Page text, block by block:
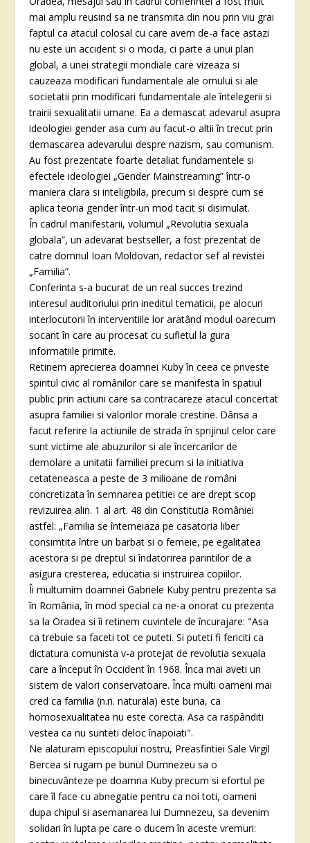
mai amplu reusind sa ne transmita din nou prin viu grai
faptul ca atacul colosal cu care avem de-a face astazi
nu este un accident si o moda, ci parte a unui plan
global, a unei strategii mondiale care vizeaza si
cauzeaza modificari fundamentale ale omului si ale
societatii prin modificari fundamentale ale întelegerii si
trairii sexualitatii umane. Ea a demascat adevarul asupra
ideologiei gender asa cum au facut-o altii în trecut prin
demascarea adevarului despre nazism, sau comunism.
Au fost prezentate foarte detaliat fundamentele si
efectele ideologiei „Gender Mainstreaming” într-o
maniera clara si inteligibila, precum si despre cum se
aplica teoria gender într-un mod tacit si disimulat.
În cadrul manifestarii, volumul „Revolutia sexuala
globala”, un adevarat bestseller, a fost prezentat de
catre domnul Ioan Moldovan, redactor sef al revistei
„Familia”.
Conferinta s-a bucurat de un real succes trezind
interesul auditoriului prin ineditul tematicii, pe alocuri
interlocutorii în interventiile lor aratând modul oarecum
socant în care au procesat cu sufletul la gura
informatiile primite.
Retinem aprecierea doamnei Kuby în ceea ce priveste
spiritul civic al românilor care se manifesta în spatiul
public prin actiuni care sa contracareze atacul concertat
asupra familiei si valorilor morale crestine. Dânsa a
facut referire la actiunile de strada în sprijinul celor care
sunt victime ale abuzurilor si ale încercarilor de
demolare a unitatii familiei precum si la initiativa
cetateneasca a peste de 3 milioane de români
concretizata în semnarea petitiei ce are drept scop
revizuirea alin. 1 al art. 48 din Constitutia României
astfel: „Familia se întemeiaza pe casatoria liber
consimtita între un barbat si o femeie, pe egalitatea
acestora si pe dreptul si îndatorirea parintilor de a
asigura cresterea, educatia si instruirea copiilor.
Îi multumim doamnei Gabriele Kuby pentru prezenta sa
în România, în mod special ca ne-a onorat cu prezenta
sa la Oradea si îi retinem cuvintele de încurajare: "Asa
ca trebuie sa faceti tot ce puteti. Si puteti fi fericiti ca
dictatura comunista v-a protejat de revolutia sexuala
care a început în Occident în 1968. Înca mai aveti un
sistem de valori conservatoare. Înca multi oameni mai
cred ca familia (n.n. naturala) este buna, ca
homosexualitatea nu este corecta. Asa ca raspânditi
vestea ca nu sunteti deloc înapoiati".
Ne alaturam episcopului nostru, Preasfintiei Sale Virgil
Bercea si rugam pe bunul Dumnezeu sa o
binecuvânteze pe doamna Kuby precum si efortul pe
care îl face cu abnegatie pentru ca noi toti, oameni
dupa chipul si asemanarea lui Dumnezeu, sa devenim
solidari în lupta pe care o ducem în aceste vremuri: